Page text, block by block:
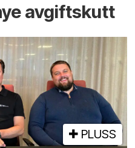
avgiftskutt
PLUSS